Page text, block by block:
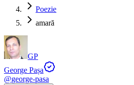
Poezie
amară
GP
George Pașa
@george-pasa